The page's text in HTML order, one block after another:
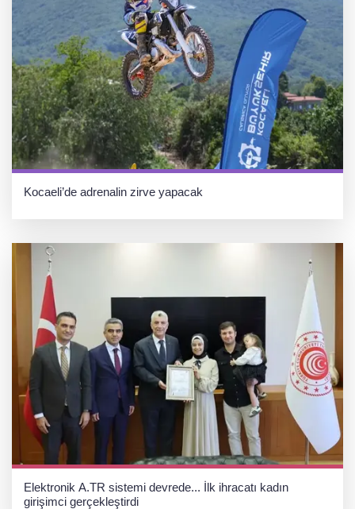
Kocaeli’de adrenalin zirve yapacak
Elektronik A.TR sistemi devrede... İlk ihracatı kadın
girişimci gerçekleştirdi